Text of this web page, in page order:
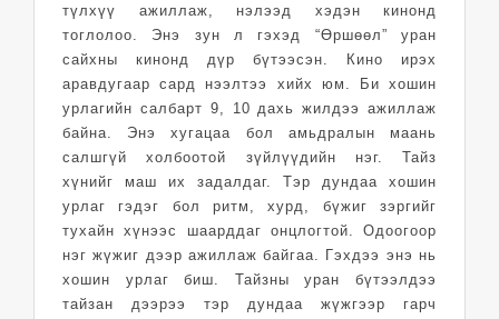
түлхүү ажиллаж, нэлээд хэдэн кинонд
тоглолоо. Энэ зун л гэхэд “Өршөөл” уран
сайхны кинонд дүр бүтээсэн. Кино ирэх
аравдугаар сард нээлтээ хийх юм. Би хошин
урлагийн салбарт 9, 10 дахь жилдээ ажиллаж
байна. Энэ хугацаа бол амьдралын маань
салшгүй холбоотой зүйлүүдийн нэг. Тайз
хүнийг маш их задалдаг. Тэр дундаа хошин
урлаг гэдэг бол ритм, хурд, бүжиг зэргийг
тухайн хүнээс шаарддаг онцлогтой. Одоогоор
нэг жүжиг дээр ажиллаж байгаа. Гэхдээ энэ нь
хошин урлаг биш. Тайзны уран бүтээлдээ
тайзан дээрээ тэр дундаа жүжгээр гарч